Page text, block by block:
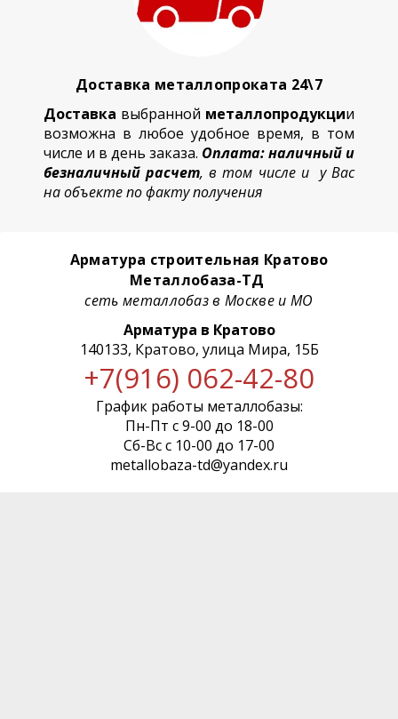
Доставка металлопроката 24\7
Доставка выбранной металлопродукции
возможна в любое удобное время, в том
числе и в день заказа. Оплата: наличный и
безналичный расчет, в том числе и у Вас
на объекте по факту получения
Арматура строительная Кратово
Металлобаза-ТД
сеть металлобаз в Москве и МО
Арматура в Кратово
140133, Кратово, улица Мира, 15Б
+7(916) 062-42-80
График работы металлобазы:
Пн-Пт с 9-00 до 18-00
Сб-Вс с 10-00 до 17-00
metallobaza-td@yandex.ru